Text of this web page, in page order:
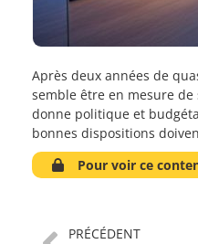
Après deux années de
semble être en mesure
donne politique et
bonnes dispositions
Pour voir ce
PRÉCÉDENT